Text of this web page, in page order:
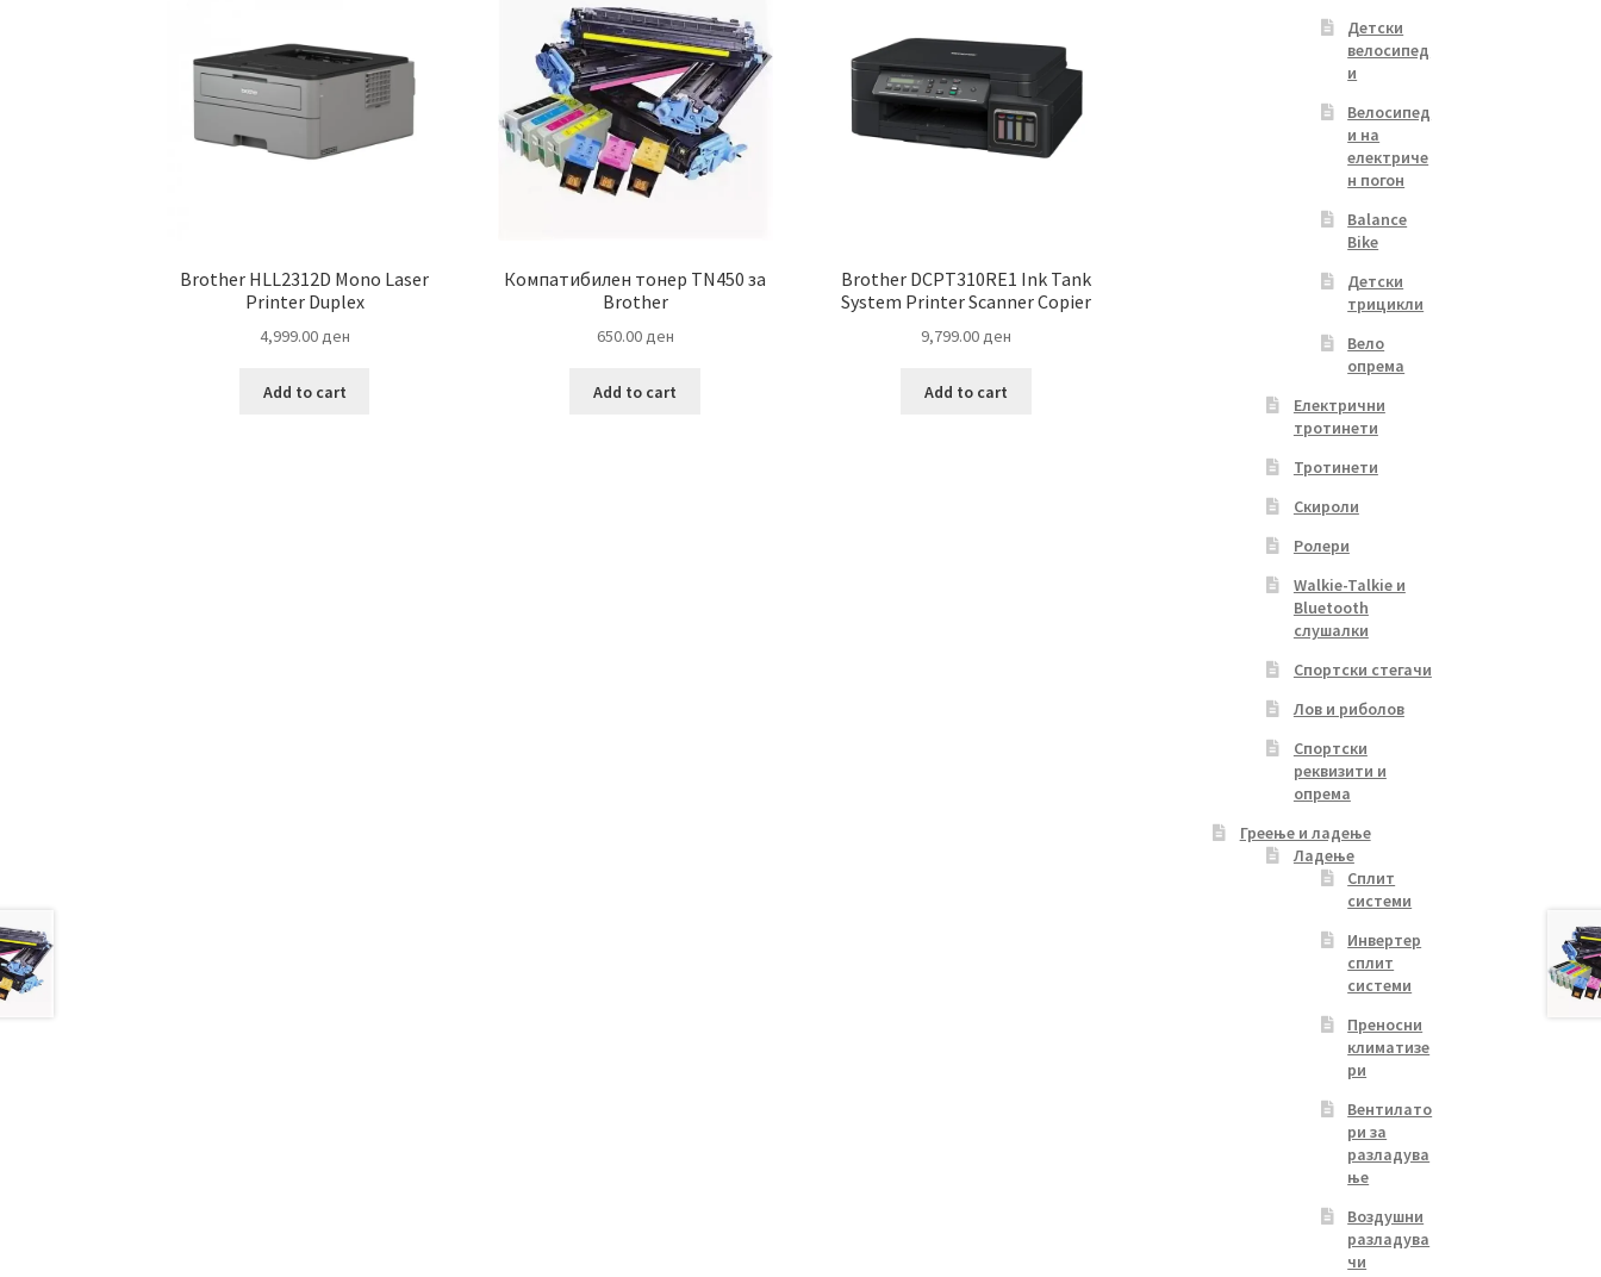
Brother HLL2312D Mono Laser
Printer Duplex
4,999.00ден
Add to cart
Компатибилен тонер TN450 за
Brother
650.00ден
Add to cart
Brother DCPT310RE1 Ink Tank
System Printer Scanner Copier
9,799.00ден
Add to cart
Детски
велосипед
и
Велосипед
и на
електриче
н погон
Balance
Bike
Детски
трицикли
Вело
опрема
Електрични
тротинети
Тротинети
Скироли
Ролери
Walkie-Talkie и
Bluetooth
слушалки
Спортски стегачи
Лов и риболов
Спортски
реквизити и
опрема
Греење и ладење
Ладење
Сплит
системи
Инвертер
сплит
системи
Преносни
климатизе
ри
Вентилато
ри за
разладува
ње
Воздушни
разладува
чи